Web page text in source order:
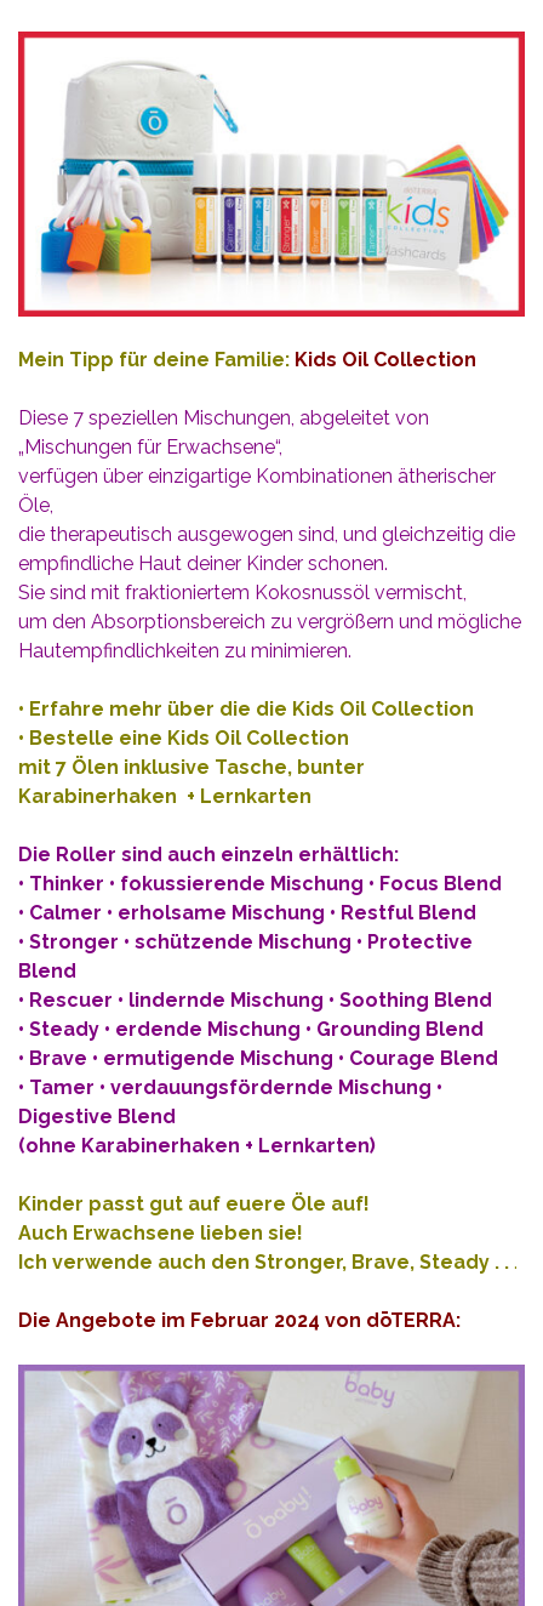
Mein Tipp für deine Familie: Kids Oil Collection
Diese 7 speziellen Mischungen, abgeleitet von
„Mischungen für Erwachsene“,
verfügen über einzigartige Kombinationen ätherischer
Öle,
die therapeutisch ausgewogen sind, und gleichzeitig die
empfindliche Haut deiner Kinder schonen.
Sie sind mit fraktioniertem Kokosnussöl vermischt,
um den Absorptionsbereich zu vergrößern und mögliche
Hautempfindlichkeiten zu minimieren.
• Erfahre mehr über die die Kids Oil Collection
• Bestelle eine Kids Oil Collection
mit 7 Ölen inklusive Tasche, bunter
Karabinerhaken + Lernkarten
Die Roller sind auch einzeln erhältlich:
• Thinker • fokussierende Mischung • Focus Blend
• Calmer • erholsame Mischung • Restful Blend
• Stronger • schützende Mischung • Protective
Blend
• Rescuer • lindernde Mischung • Soothing Blend
• Steady • erdende Mischung • Grounding Blend
• Brave • ermutigende Mischung • Courage Blend
• Tamer • verdauungsfördernde Mischung •
Digestive Blend
(ohne Karabinerhaken + Lernkarten)
Kinder passt gut auf euere Öle auf!
Auch Erwachsene lieben sie!
Ich verwende auch den Stronger, Brave, Steady . . .
Die Angebote im Februar 2024 von dōTERRA: